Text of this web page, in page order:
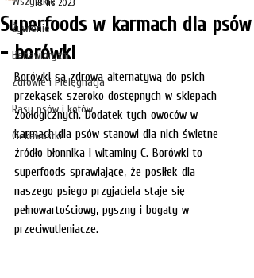
Żywienie
Behawioryzm
Zdrowie i Pielęgnacja
Rasy psów i kotów
Ciekawostki
Superfoods w karmach dla psów
- borówki
18 lis 2023
Borówki są zdrową alternatywą do psich
przekąsek szeroko dostępnych w sklepach
zoologicznych. Dodatek tych owoców w
karmach dla psów stanowi dla nich świetne
źródło błonnika i witaminy C. Borówki to
superfoods sprawiające, że posiłek dla
naszego psiego przyjaciela staje się
pełnowartościowy, pyszny i bogaty w
przeciwutleniacze.